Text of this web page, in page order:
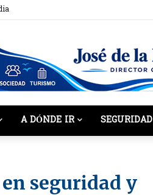
A DÓNDE IR SEGURIDAD
seguridad y